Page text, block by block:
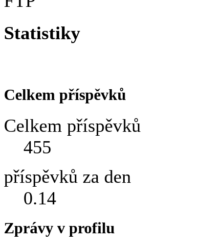
Statistiky
Celkem příspěvků
Celkem příspěvků
455
příspěvků za den
0.14
Zprávy v profilu